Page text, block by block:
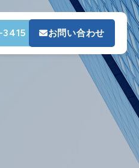
お問い合わせ